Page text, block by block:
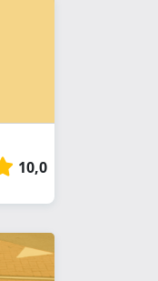
10,0